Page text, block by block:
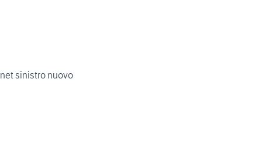
sinistro nuovo